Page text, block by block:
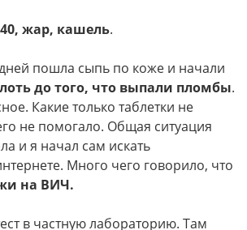
жар, кашель.
пошла сыпь по коже и начали
до того, что выпали пломбы.
Какие только таблетки не
не помогало. Общая ситуация
и я начал сам искать
Много чего говорило, что
на ВИЧ.
в частную лабораторию. Там